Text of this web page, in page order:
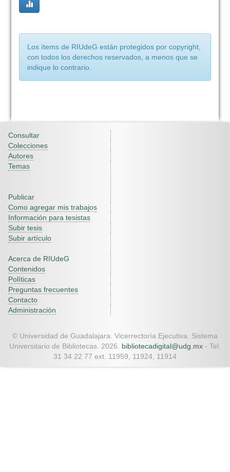
Los ítems de RIUdeG están protegidos por copyright,
con todos los derechos reservados, a menos que se
indique lo contrario.
Consultar
Colecciones
Autores
Temas
Publicar
Como agregar mis trabajos
Información para tesistas
Subir tesis
Subir artículo
Acerca de RIUdeG
Contenidos
Políticas
Preguntas frecuentes
Contacto
Administración
© Universidad de Guadalajara. Vicerrectoría Ejecutiva. Sistema
Universitario de Bibliotecas. 2026. bibliotecadigital@udg.mx - Tel.
31 34 22 77 ext. 11959, 11924, 11914